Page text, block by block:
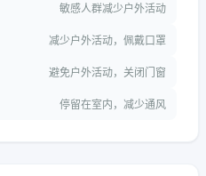
敏感人群减少户外活动
减少户外活动，佩戴口罩
避免户外活动，关闭门窗
停留在室内，减少通风